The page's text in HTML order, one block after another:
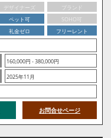
デザイナーズ
ブランド
ペット可
SOHO可
礼金ゼロ
フリーレント
160,000円 - 380,000円
2025年11月
お問合せページ